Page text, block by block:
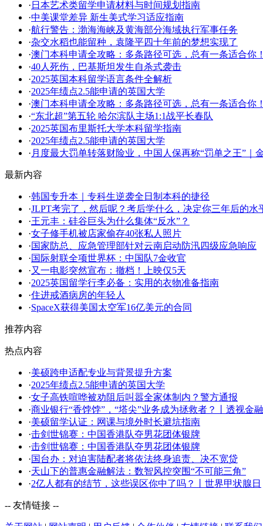
· 日本艺术类留学申请材料与时间规划指南
·中美课堂差异 新生美式学习适应指南
·航行警告：渤海海峡及黄海部分海域执行军事任务
·杂交水稻也能留种，袁隆平四十年前的梦想实现了
·澳门本科申请全攻略：多条路径可选，总有一条适合你！
·40人死伤，巴基斯坦发生自杀式袭击
·2025英国本科留学语言条件全解析
·2025年绩点2.5能申请的英国大学
·澳门本科申请全攻略：多条路径可选，总有一条适合你！
·“东北超”第五轮 哈尔滨队主场1:1战平长春队
·2025英国布里斯托大学本科留学指南
·2025年绩点2.5能申请的英国大学
· 月度最大罚单转落财险业，中国人保再称“罚单之王”｜
最新内容
·韩国专升本｜专科生逆袭全日制本科的捷径
·JLPT考完了，然后呢？考后学什么，决定你三年后的水
·王元丰：硅谷巨头为什么集体“反水”？
·女子修手机被店家偷存40张私人照片
·国家防总、应急管理部针对云南启动防汛四级应急响应
·国际射联全项世界杯：中国队7金收官
·又一电影突然宣布：撤档！上映仅5天
·2025英国留学行李必备：实用的衣物准备指南
·住进戒酒病房的年轻人
·SpaceX获得美国太空军16亿美元的合同
推荐内容
热点内容
·美硕跨申适配专业与背景提升方案
·2025年绩点2.5能申请的英国大学
·女子高铁喧哗被劝阻后叫嚣全家体制内？警方通报
·商业银行“香饽饽”，“塔尖”业务成为拯救者？丨透视金
·美硕留学认证：网课与境外时长避坑指南
·击剑世锦赛：中国香港队夺男花团体银牌
·击剑世锦赛：中国香港队夺男花团体银牌
·国台办：对迫害陆配者将依法终身追责、决不宽贷
·天山下的普惠金融解法：数智风控突围“不可能三角”
·2亿人都有的结节，这些误区你中了吗？丨世界甲状腺日
-- 友情链接 --